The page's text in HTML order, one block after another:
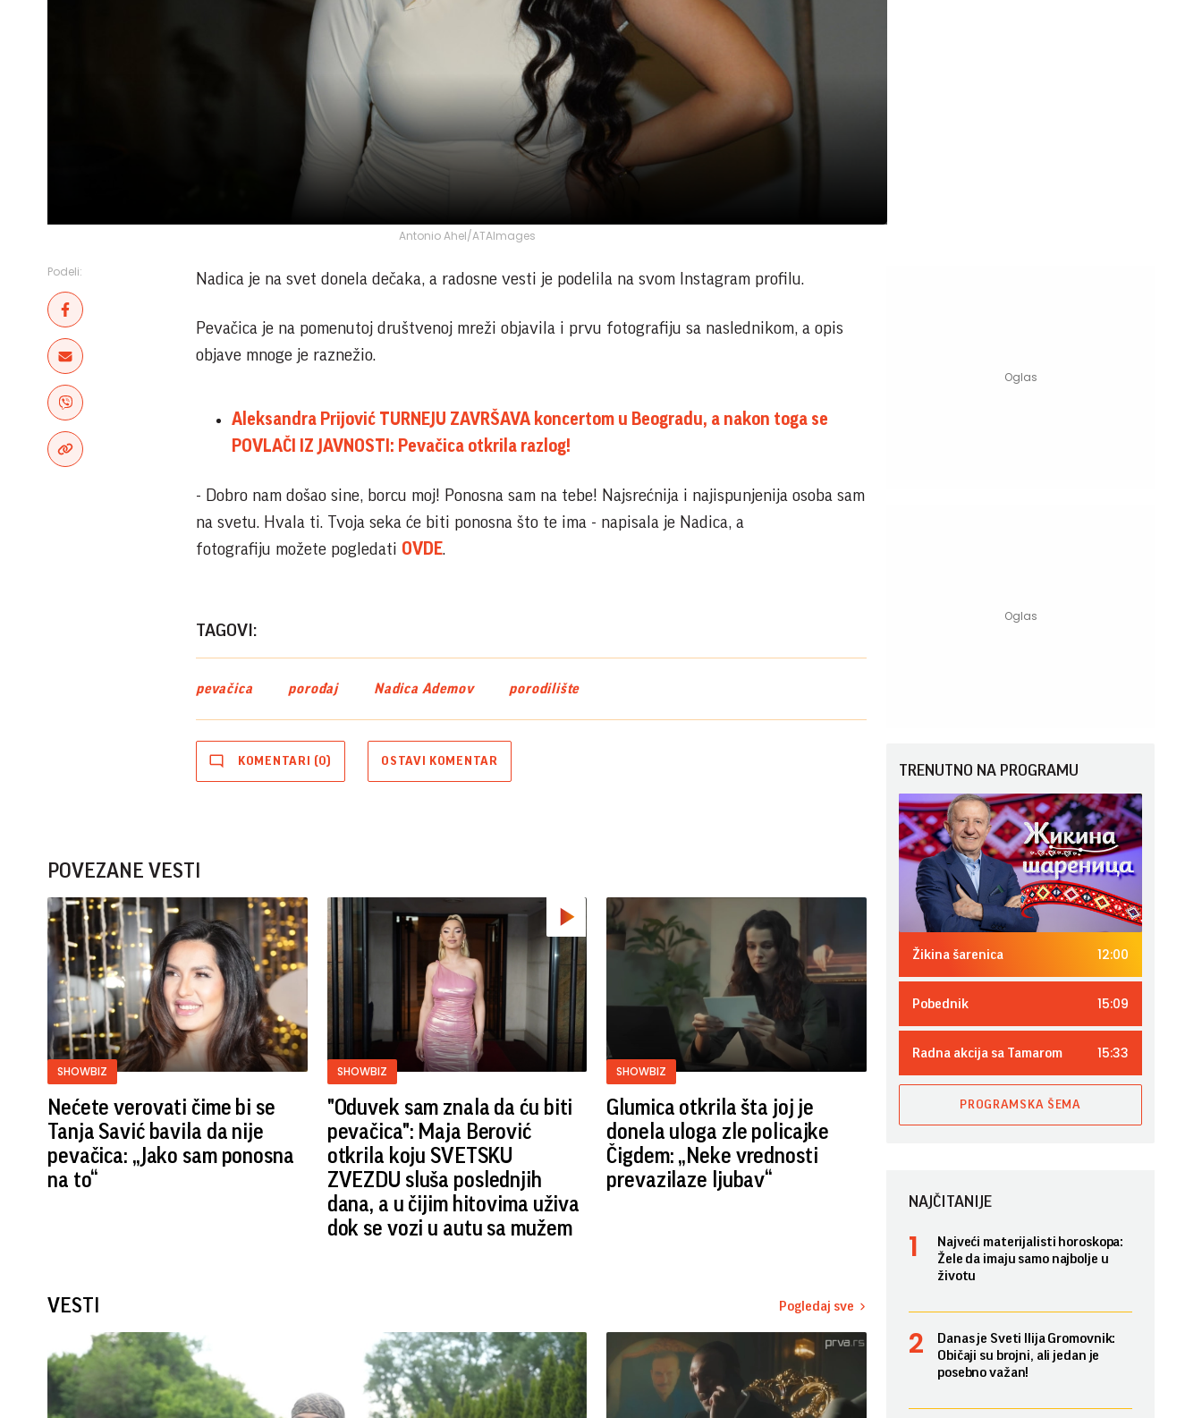
Antonio Ahel/ATAImages
Podeli: Nadica je na svet donela dečaka, a radosne vesti je podelila na svom Instagram profilu.
Pevačica je na pomenutoj društvenoj mreži objavila i prvu fotografiju sa naslednikom, a opis
objave mnoge je raznežio.
Aleksandra Prijović TURNEJU ZAVRŠAVA koncertom u Beogradu, a nakon toga se
POVLAČI IZ JAVNOSTI: Pevačica otkrila razlog!
- Dobro nam došao sine, borcu moj! Ponosna sam na tebe! Najsrećnija i najispunjenija osoba sam
na svetu. Hvala ti. Tvoja seka će biti ponosna što te ima - napisala je Nadica, a
fotografiju možete pogledati OVDE.
TAGOVI:
pevačica porođaj Nadica Ademov porodilište
KOMENTARI (0) OSTAVI KOMENTAR
POVEZANE VESTI
SHOWBIZ
Nećete verovati čime bi se
Tanja Savić bavila da nije
pevačica: „Jako sam ponosna
na to“
SHOWBIZ
"Oduvek sam znala da ću biti
pevačica": Maja Berović
otkrila koju SVETSKU
ZVEZDU sluša poslednjih
dana, a u čijim hitovima uživa
dok se vozi u autu sa mužem
SHOWBIZ
Glumica otkrila šta joj je
donela uloga zle policajke
Čigdem: „Neke vrednosti
prevazilaze ljubav“
VESTI Pogledaj sve
TRENUTNO NA PROGRAMU
Žikina šarenica 12:00
Pobednik 15:09
Radna akcija sa Tamarom 15:33
PROGRAMSKA ŠEMA
NAJČITANIJE
Najveći materijalisti horoskopa:
Žele da imaju samo najbolje u
životu
Danas je Sveti Ilija Gromovnik:
Običaji su brojni, ali jedan je
posebno važan!